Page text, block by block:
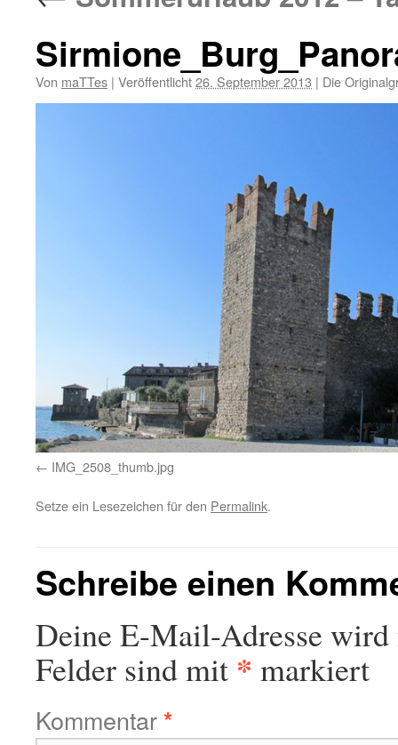
Von maTTes | Veröffentlicht26. September 2013 | Die
IMG_2508_thumb.jpg
Setze ein Lesezeichen für den Permalink.
Schreibe einen
Deine E-Mail-Adresse
Felder sind mit * markiert
Kommentar*